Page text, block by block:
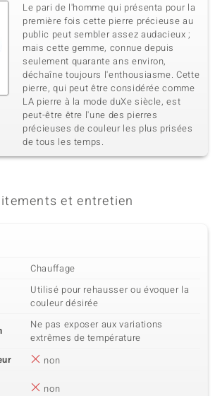
Le pari de l'homme qui présenta pour la
première fois cette pierre précieuse au
public peut sembler assez audacieux ;
mais cette gemme, connue depuis
seulement quarante ans environ,
déchaîne toujours l'enthousiasme. Cette
pierre, qui peut être considérée comme
LA pierre à la mode duXe siècle, est
peut-être être l'une des pierres
précieuses de couleur les plus prisées
de tous les temps.
et entretien
Chauffage
Utilisé pour rehausser ou évoquer la
couleur désirée
Ne pas exposer aux variations
extrêmes de température
non
non